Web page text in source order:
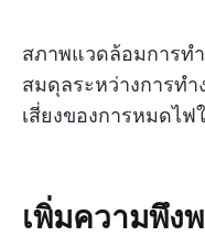
สภาพแวดล้อมการท
สมดุลระหว่างการท
เสี่ยงของการหมดไฟ
เพิ่มความพึง